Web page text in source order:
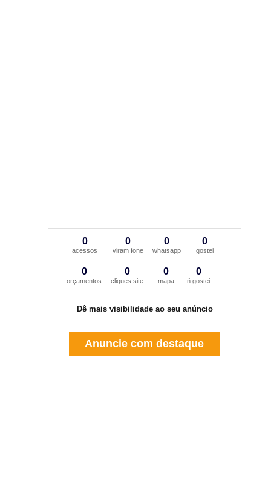
0
acessos
0
viram fone
0
whatsapp
0
gostei
0
orçamentos
0
cliques site
0
mapa
0
ñ gostei
Dê mais visibilidade ao seu anúncio
Anuncie com destaque